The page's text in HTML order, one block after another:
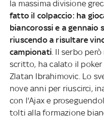
la massima divisione
fatto il colpaccio: ha
biancorossi e a gennaio
riuscendo a risultare
campionati . Il serbo
scritto, ha calato il poker
Zlatan Ibrahimovic. Lo
nove anni per riuscirci,
con l'Ajax e
tolti alla formazione